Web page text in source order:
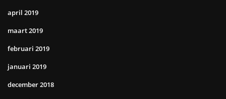
april 2019
maart 2019
februari 2019
januari 2019
december 2018